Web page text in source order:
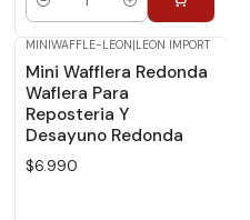
Cantidad
MINIWAFFLE-LEON|LEON IMPORT
Mini Wafflera Redonda
Waflera Para
Reposteria Y
Desayuno Redonda
$6.990